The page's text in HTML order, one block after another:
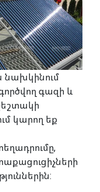
նախկինում
գազի և
կարող եք